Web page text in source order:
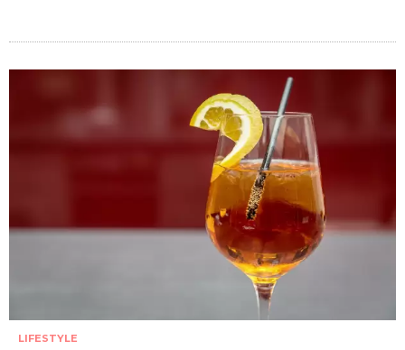
LIFESTYLE